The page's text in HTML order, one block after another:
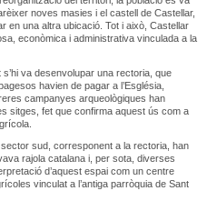
noves masies i el castell de Castellar,
en una altra ubicació. Tot i això, Castellar
econòmica i administrativa vinculada a la
va desenvolupar una rectoria, que
havien de pagar a l’Església,
campanyes arqueològiques han
sitges, fet que confirma aquest ús com a
sud, corresponent a la rectoria, han
rajola catalana i, per sota, diverses
d’aquest espai com un centre
vinculat a l’antiga parròquia de Sant